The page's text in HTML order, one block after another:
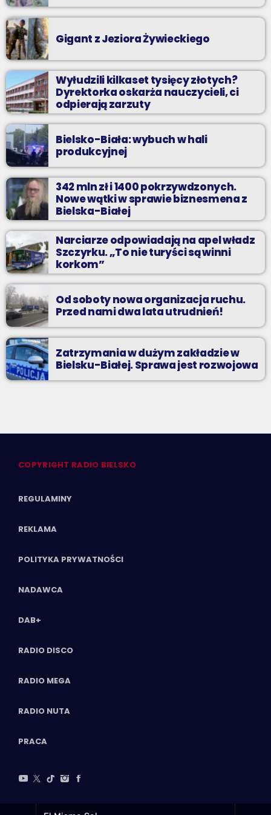
Gigant z Jeziora Żywieckiego
Wyłudzili kilkaset tysięcy złotych?
Dyrektorka oskarża nauczycieli, ci
odpierają zarzuty
Bielsko-Biała: wybuch w hali
produkcyjnej
342 mln zł i 1400 pokrzywdzonych.
Nowe wątki w sprawie biznesmena z
Bielska-Białej
Narciarze odpowiadają na apel władz
Szczyrku. „To nie turyści są winni
korkom”
Od soboty nowa organizacja ruchu.
Przed nami dwa lata utrudnień!
Zatrzymania w dużym zakładzie w
Bielsku-Białej. Sprawa jest rozwojowa
COPYRIGHT RADIO BIELSKO
REGULAMINY
REKLAMA
POLITYKA PRYWATNOŚCI
NADAWCA
DAB+
RADIO DISCO
RADIO MEGA
RADIO NUTA
PRACA